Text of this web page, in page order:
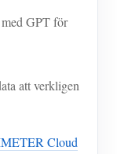
GPT för
att verkligen
Cloud